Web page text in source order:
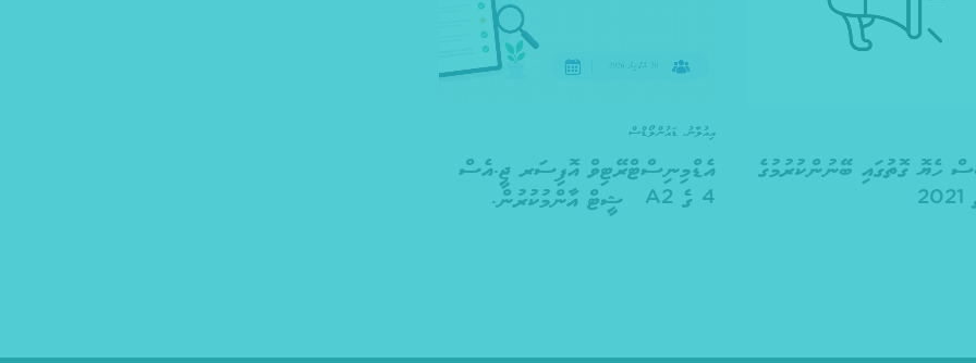
ހެޔޮ ގޮތުގައި ބޭނުންކުރުމުގެ
އިއުލާނު, ޑައުންލޯޑްސް
އެޑްމިނިސްޓްރޭޓިވް އޮފިސަރ ޖީ.އެސް
4 ގެ A2 ޝީޓް އާންމުކުރުން.